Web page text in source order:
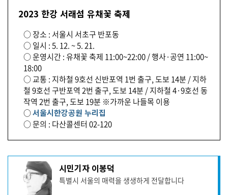
2023 한강 서래섬 유채꽃 축제
○ 장소 : 서울시 서초구 반포동
○ 일시 : 5. 12. ~ 5. 21.
○ 운영시간 : 유채꽃 축제 11:00~22:00 / 행사·공연 11:00~
18:00
○ 교통 : 지하철 9호선 신반포역 1번 출구, 도보 14분 / 지하
철 9호선 구반포역 2번 출구, 도보 14분 / 지하철 4·9호선 동
작역 2번 출구, 도보 19분 ※가까운 나들목 이용
○서울시한강공원 누리집
○ 문의 : 다산콜센터 02-120
시민기자 이봉덕
특별시 서울의 매력을 생생하게 전달합니다